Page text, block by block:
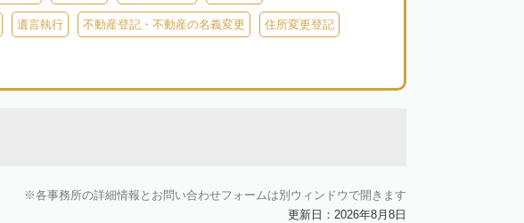
遺言執行 不動産登記・不動産の名義変更 住所変更登記
各事務所の詳細情報とお問い合わせフォームは別ウィンドウで開きます
更新日：2026年8月8日